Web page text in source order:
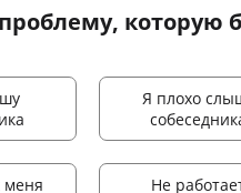
, которую
Я плохо
меня
Не